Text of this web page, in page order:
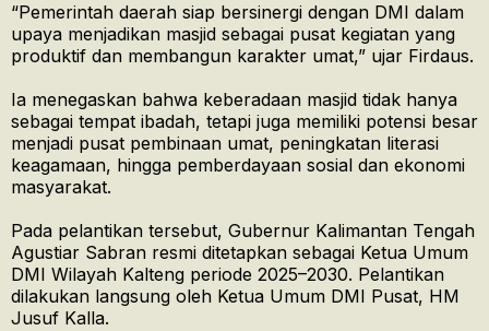
“Pemerintah daerah siap bersinergi dengan DMI dalam
upaya menjadikan masjid sebagai pusat kegiatan yang
produktif dan membangun karakter umat,” ujar Firdaus.
Ia menegaskan bahwa keberadaan masjid tidak hanya
sebagai tempat ibadah, tetapi juga memiliki potensi besar
menjadi pusat pembinaan umat, peningkatan literasi
keagamaan, hingga pemberdayaan sosial dan ekonomi
masyarakat.
Pada pelantikan tersebut, Gubernur Kalimantan Tengah
Agustiar Sabran resmi ditetapkan sebagai Ketua Umum
DMI Wilayah Kalteng periode 2025–2030. Pelantikan
dilakukan langsung oleh Ketua Umum DMI Pusat, HM
Jusuf Kalla.